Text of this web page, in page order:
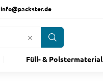
info@packster.de
Füll- & Polstermaterial